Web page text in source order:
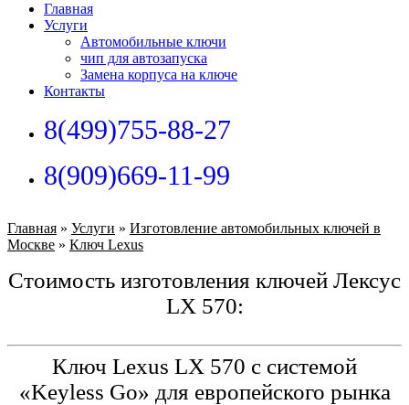
Главная
Услуги
Автомобильные ключи
чип для автозапуска
Замена корпуса на ключе
Контакты
8(499)755-88-27
8(909)669-11-99
Главная » Услуги » Изготовление автомобильных ключей в
Москве » Ключ Lexus
Стоимость изготовления ключей Лексус
LX 570:
Ключ Lexus LX 570 с системой
«Keyless Go» для европейского рынка